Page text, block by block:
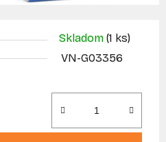
Skladom (1 ks)
VN-G03356